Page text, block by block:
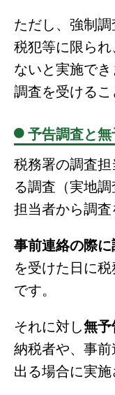
ただし、強制
税犯等に限ら
ないと実施で
調査を受けるこ
予告調査と
税務署の調査
る調査（実地
担当者から調査
事前連絡の際
を受けた日に
です。
それに対し無
納税者や、事
出る場合に実施